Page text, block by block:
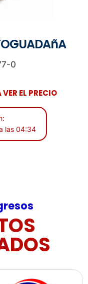
0
EL PRECIO
las 04:34